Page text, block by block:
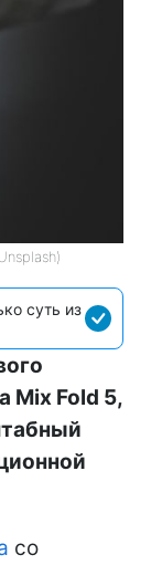
суть из
Mix Fold 5,
со